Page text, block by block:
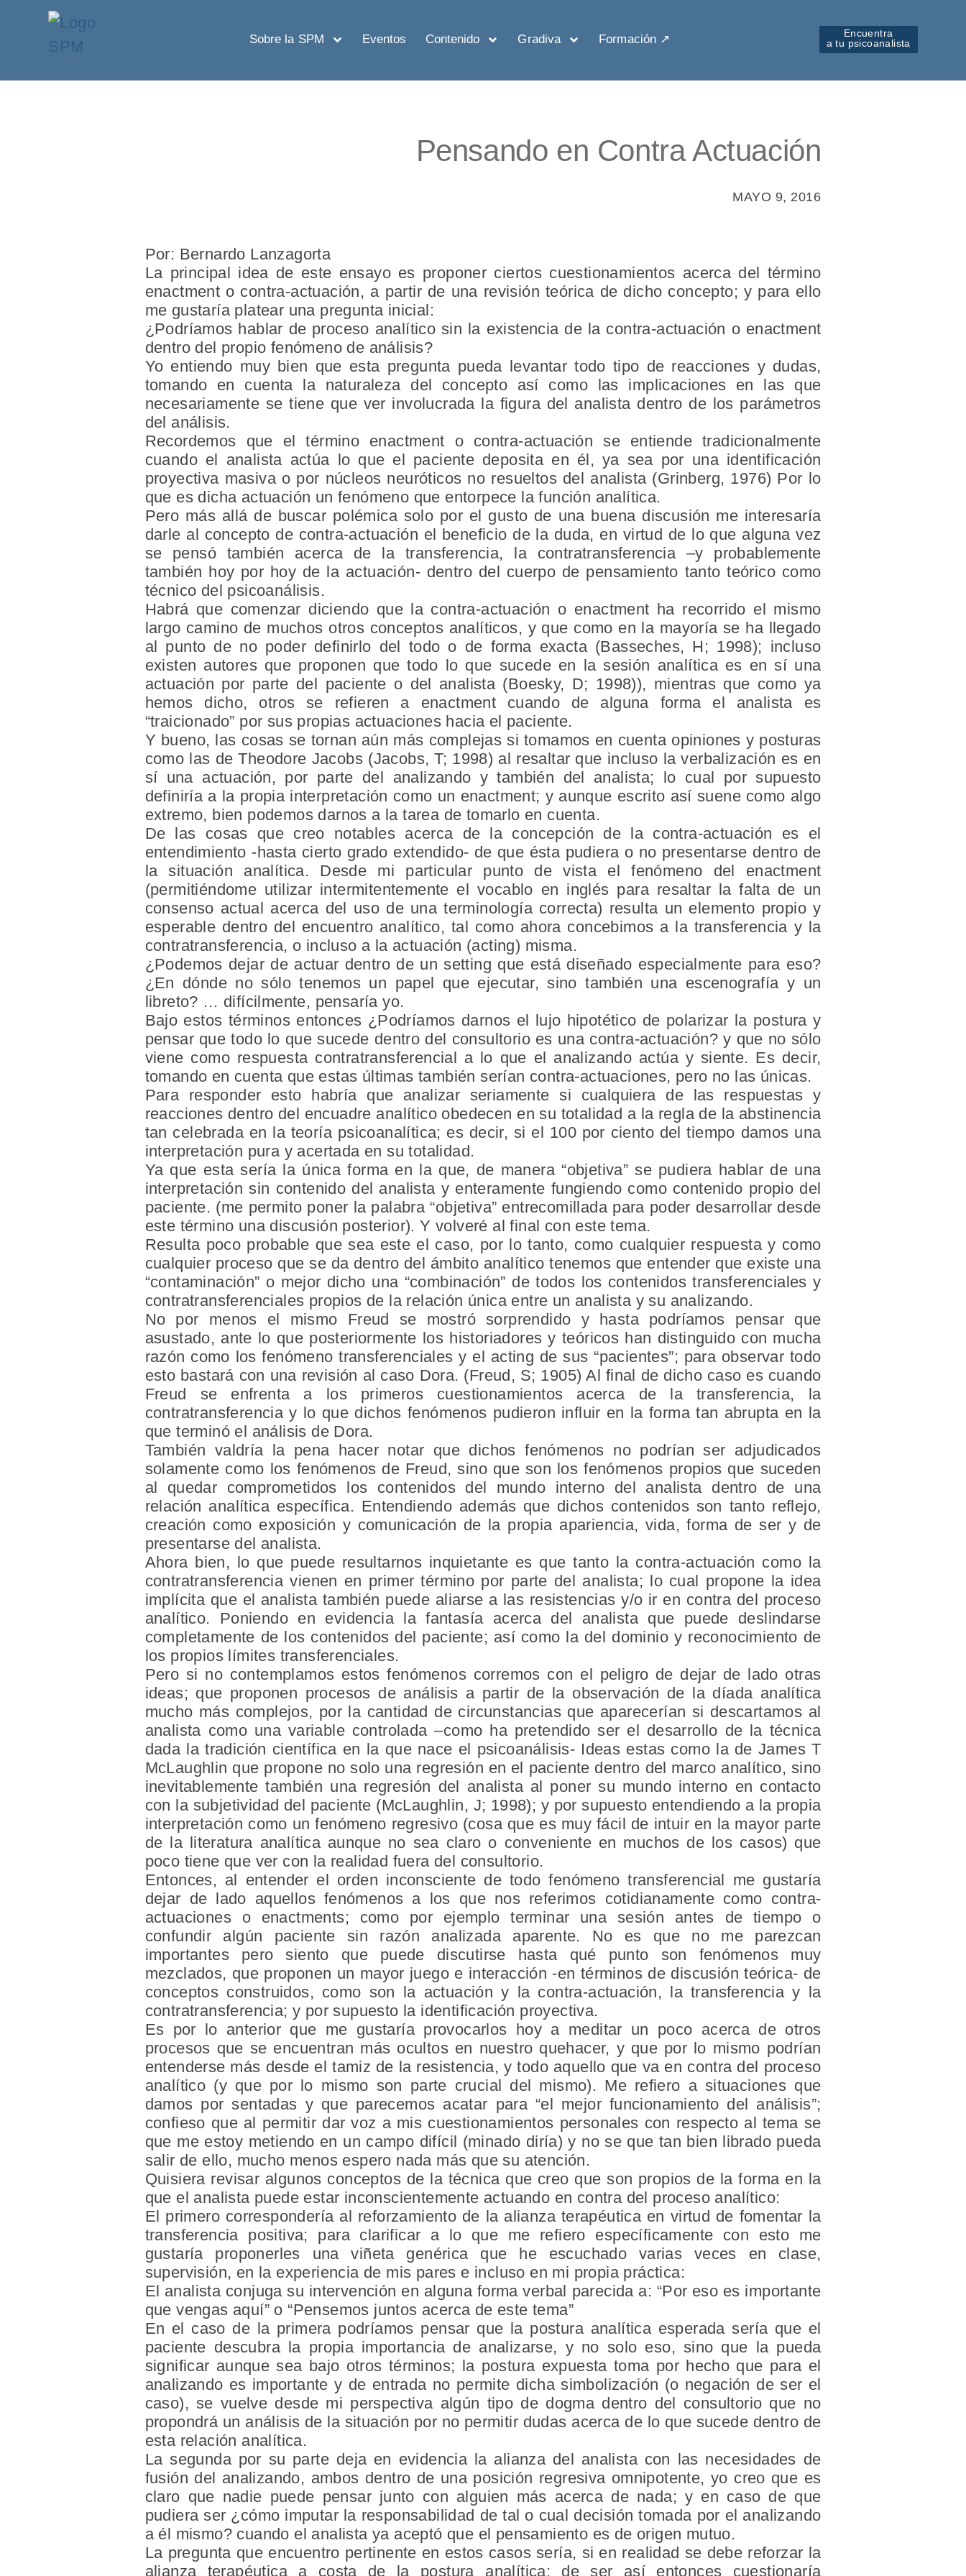
Sobre la SPM Eventos Contenido Gradiva Formación ↗︎
Encuentra
a tu psicoanalista
Pensando en Contra Actuación
MAYO 9, 2016
Por: Bernardo Lanzagorta
La principal idea de este ensayo es proponer ciertos cuestionamientos acerca del término
enactment o contra-actuación, a partir de una revisión teórica de dicho concepto; y para ello
me gustaría platear una pregunta inicial:
¿Podríamos hablar de proceso analítico sin la existencia de la contra-actuación o enactment
dentro del propio fenómeno de análisis?
Yo entiendo muy bien que esta pregunta pueda levantar todo tipo de reacciones y dudas,
tomando en cuenta la naturaleza del concepto así como las implicaciones en las que
necesariamente se tiene que ver involucrada la figura del analista dentro de los parámetros
del análisis.
Recordemos que el término enactment o contra-actuación se entiende tradicionalmente
cuando el analista actúa lo que el paciente deposita en él, ya sea por una identificación
proyectiva masiva o por núcleos neuróticos no resueltos del analista (Grinberg, 1976) Por lo
que es dicha actuación un fenómeno que entorpece la función analítica.
Pero más allá de buscar polémica solo por el gusto de una buena discusión me interesaría
darle al concepto de contra-actuación el beneficio de la duda, en virtud de lo que alguna vez
se pensó también acerca de la transferencia, la contratransferencia –y probablemente
también hoy por hoy de la actuación- dentro del cuerpo de pensamiento tanto teórico como
técnico del psicoanálisis.
Habrá que comenzar diciendo que la contra-actuación o enactment ha recorrido el mismo
largo camino de muchos otros conceptos analíticos, y que como en la mayoría se ha llegado
al punto de no poder definirlo del todo o de forma exacta (Basseches, H; 1998); incluso
existen autores que proponen que todo lo que sucede en la sesión analítica es en sí una
actuación por parte del paciente o del analista (Boesky, D; 1998)), mientras que como ya
hemos dicho, otros se refieren a enactment cuando de alguna forma el analista es
“traicionado” por sus propias actuaciones hacia el paciente.
Y bueno, las cosas se tornan aún más complejas si tomamos en cuenta opiniones y posturas
como las de Theodore Jacobs (Jacobs, T; 1998) al resaltar que incluso la verbalización es en
sí una actuación, por parte del analizando y también del analista; lo cual por supuesto
definiría a la propia interpretación como un enactment; y aunque escrito así suene como algo
extremo, bien podemos darnos a la tarea de tomarlo en cuenta.
De las cosas que creo notables acerca de la concepción de la contra-actuación es el
entendimiento -hasta cierto grado extendido- de que ésta pudiera o no presentarse dentro de
la situación analítica. Desde mi particular punto de vista el fenómeno del enactment
(permitiéndome utilizar intermitentemente el vocablo en inglés para resaltar la falta de un
consenso actual acerca del uso de una terminología correcta) resulta un elemento propio y
esperable dentro del encuentro analítico, tal como ahora concebimos a la transferencia y la
contratransferencia, o incluso a la actuación (acting) misma.
¿Podemos dejar de actuar dentro de un setting que está diseñado especialmente para eso?
¿En dónde no sólo tenemos un papel que ejecutar, sino también una escenografía y un
libreto? … difícilmente, pensaría yo.
Bajo estos términos entonces ¿Podríamos darnos el lujo hipotético de polarizar la postura y
pensar que todo lo que sucede dentro del consultorio es una contra-actuación? y que no sólo
viene como respuesta contratransferencial a lo que el analizando actúa y siente. Es decir,
tomando en cuenta que estas últimas también serían contra-actuaciones, pero no las únicas.
Para responder esto habría que analizar seriamente si cualquiera de las respuestas y
reacciones dentro del encuadre analítico obedecen en su totalidad a la regla de la abstinencia
tan celebrada en la teoría psicoanalítica; es decir, si el 100 por ciento del tiempo damos una
interpretación pura y acertada en su totalidad.
Ya que esta sería la única forma en la que, de manera “objetiva” se pudiera hablar de una
interpretación sin contenido del analista y enteramente fungiendo como contenido propio del
paciente. (me permito poner la palabra “objetiva” entrecomillada para poder desarrollar desde
este término una discusión posterior). Y volveré al final con este tema.
Resulta poco probable que sea este el caso, por lo tanto, como cualquier respuesta y como
cualquier proceso que se da dentro del ámbito analítico tenemos que entender que existe una
“contaminación” o mejor dicho una “combinación” de todos los contenidos transferenciales y
contratransferenciales propios de la relación única entre un analista y su analizando.
No por menos el mismo Freud se mostró sorprendido y hasta podríamos pensar que
asustado, ante lo que posteriormente los historiadores y teóricos han distinguido con mucha
razón como los fenómeno transferenciales y el acting de sus “pacientes”; para observar todo
esto bastará con una revisión al caso Dora. (Freud, S; 1905) Al final de dicho caso es cuando
Freud se enfrenta a los primeros cuestionamientos acerca de la transferencia, la
contratransferencia y lo que dichos fenómenos pudieron influir en la forma tan abrupta en la
que terminó el análisis de Dora.
También valdría la pena hacer notar que dichos fenómenos no podrían ser adjudicados
solamente como los fenómenos de Freud, sino que son los fenómenos propios que suceden
al quedar comprometidos los contenidos del mundo interno del analista dentro de una
relación analítica específica. Entendiendo además que dichos contenidos son tanto reflejo,
creación como exposición y comunicación de la propia apariencia, vida, forma de ser y de
presentarse del analista.
Ahora bien, lo que puede resultarnos inquietante es que tanto la contra-actuación como la
contratransferencia vienen en primer término por parte del analista; lo cual propone la idea
implícita que el analista también puede aliarse a las resistencias y/o ir en contra del proceso
analítico. Poniendo en evidencia la fantasía acerca del analista que puede deslindarse
completamente de los contenidos del paciente; así como la del dominio y reconocimiento de
los propios límites transferenciales.
Pero si no contemplamos estos fenómenos corremos con el peligro de dejar de lado otras
ideas; que proponen procesos de análisis a partir de la observación de la díada analítica
mucho más complejos, por la cantidad de circunstancias que aparecerían si descartamos al
analista como una variable controlada –como ha pretendido ser el desarrollo de la técnica
dada la tradición científica en la que nace el psicoanálisis- Ideas estas como la de James T
McLaughlin que propone no solo una regresión en el paciente dentro del marco analítico, sino
inevitablemente también una regresión del analista al poner su mundo interno en contacto
con la subjetividad del paciente (McLaughlin, J; 1998); y por supuesto entendiendo a la propia
interpretación como un fenómeno regresivo (cosa que es muy fácil de intuir en la mayor parte
de la literatura analítica aunque no sea claro o conveniente en muchos de los casos) que
poco tiene que ver con la realidad fuera del consultorio.
Entonces, al entender el orden inconsciente de todo fenómeno transferencial me gustaría
dejar de lado aquellos fenómenos a los que nos referimos cotidianamente como contra-
actuaciones o enactments; como por ejemplo terminar una sesión antes de tiempo o
confundir algún paciente sin razón analizada aparente. No es que no me parezcan
importantes pero siento que puede discutirse hasta qué punto son fenómenos muy
mezclados, que proponen un mayor juego e interacción -en términos de discusión teórica- de
conceptos construidos, como son la actuación y la contra-actuación, la transferencia y la
contratransferencia; y por supuesto la identificación proyectiva.
Es por lo anterior que me gustaría provocarlos hoy a meditar un poco acerca de otros
procesos que se encuentran más ocultos en nuestro quehacer, y que por lo mismo podrían
entenderse más desde el tamiz de la resistencia, y todo aquello que va en contra del proceso
analítico (y que por lo mismo son parte crucial del mismo). Me refiero a situaciones que
damos por sentadas y que parecemos acatar para “el mejor funcionamiento del análisis”;
confieso que al permitir dar voz a mis cuestionamientos personales con respecto al tema se
que me estoy metiendo en un campo difícil (minado diría) y no se que tan bien librado pueda
salir de ello, mucho menos espero nada más que su atención.
Quisiera revisar algunos conceptos de la técnica que creo que son propios de la forma en la
que el analista puede estar inconscientemente actuando en contra del proceso analítico:
El primero correspondería al reforzamiento de la alianza terapéutica en virtud de fomentar la
transferencia positiva; para clarificar a lo que me refiero específicamente con esto me
gustaría proponerles una viñeta genérica que he escuchado varias veces en clase,
supervisión, en la experiencia de mis pares e incluso en mi propia práctica:
El analista conjuga su intervención en alguna forma verbal parecida a: “Por eso es importante
que vengas aquí” o “Pensemos juntos acerca de este tema”
En el caso de la primera podríamos pensar que la postura analítica esperada sería que el
paciente descubra la propia importancia de analizarse, y no solo eso, sino que la pueda
significar aunque sea bajo otros términos; la postura expuesta toma por hecho que para el
analizando es importante y de entrada no permite dicha simbolización (o negación de ser el
caso), se vuelve desde mi perspectiva algún tipo de dogma dentro del consultorio que no
propondrá un análisis de la situación por no permitir dudas acerca de lo que sucede dentro de
esta relación analítica.
La segunda por su parte deja en evidencia la alianza del analista con las necesidades de
fusión del analizando, ambos dentro de una posición regresiva omnipotente, yo creo que es
claro que nadie puede pensar junto con alguien más acerca de nada; y en caso de que
pudiera ser ¿cómo imputar la responsabilidad de tal o cual decisión tomada por el analizando
a él mismo? cuando el analista ya aceptó que el pensamiento es de origen mutuo.
La pregunta que encuentro pertinente en estos casos sería, si en realidad se debe reforzar la
alianza terapéutica a costa de la postura analítica; de ser así entonces cuestionaría